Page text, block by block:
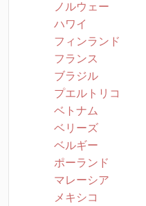
ノルウェー
ハワイ
フィンランド
フランス
ブラジル
プエルトリコ
ベトナム
ベリーズ
ベルギー
ポーランド
マレーシア
メキシコ